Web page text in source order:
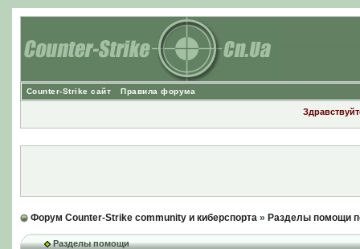
Counter-Strike сайт Правила форума
Форум Counter-Strike community и киберспорта» Разделы помощи
Разделы помощи